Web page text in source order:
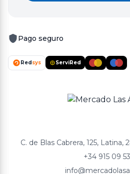
Pago seguro
Redsys ServiRed
C. de Blas Cabrera, 125, Latina,
+34 915 09